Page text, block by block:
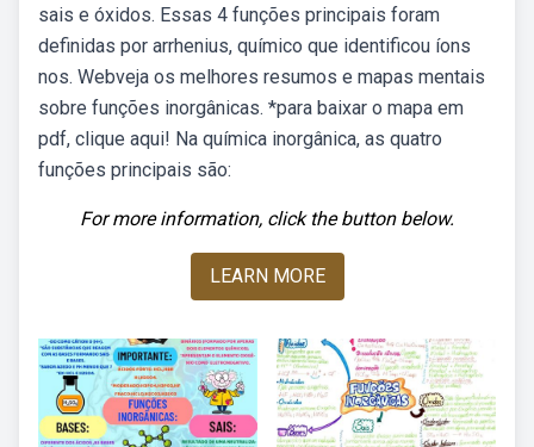
sais e óxidos. Essas 4 funções principais foram
definidas por arrhenius, químico que identificou íons
nos. Webveja os melhores resumos e mapas mentais
sobre funções inorgânicas. *para baixar o mapa em
pdf, clique aqui! Na química inorgânica, as quatro
funções principais são:
For more information, click the button below.
LEARN MORE